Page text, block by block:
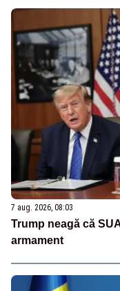
7 aug. 2026, 08:03
Trump neagă că
armament